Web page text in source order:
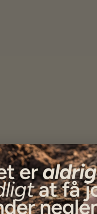
Vores